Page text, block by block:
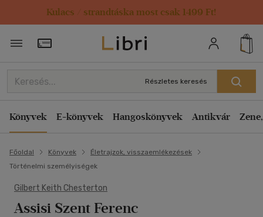
Kulacs / strandtáska most csak 1499 Ft!
Törzsvásárlói Kártya adatai
Részletes keresés
Könyvek E-könyvek Hangoskönyvek Antikvár
Főoldal Könyvek
Életrajzok, visszaemlékezések
Történelmi személyiségek
Gilbert Keith Chesterton
Assisi Szent Ferenc